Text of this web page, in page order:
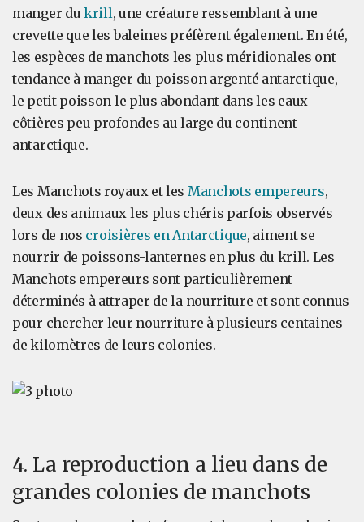
manger du krill, une créature ressemblant à une
crevette que les baleines préfèrent également. En été,
les espèces de manchots les plus méridionales ont
tendance à manger du poisson argenté antarctique,
le petit poisson le plus abondant dans les eaux
côtières peu profondes au large du continent
antarctique.
Les Manchots royaux et les Manchots empereurs,
deux des animaux les plus chéris parfois observés
lors de nos croisières en Antarctique, aiment se
nourrir de poissons-lanternes en plus du krill. Les
Manchots empereurs sont particulièrement
déterminés à attraper de la nourriture et sont connus
pour chercher leur nourriture à plusieurs centaines
de kilomètres de leurs colonies.
4. La reproduction a lieu dans de
grandes colonies de manchots